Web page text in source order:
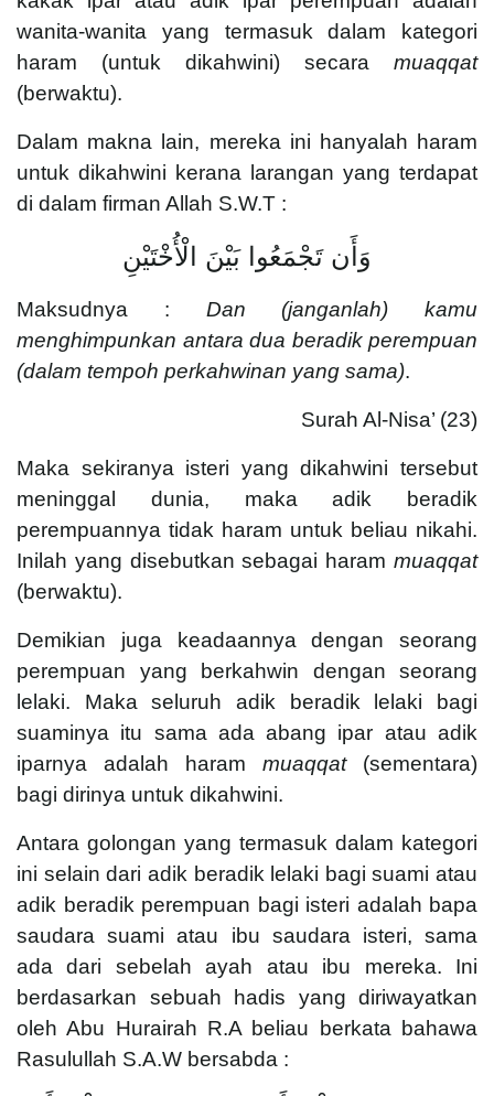
wanita-wanita yang termasuk dalam kategori
haram (untuk dikahwini) secara muaqqat
(berwaktu).
Dalam makna lain, mereka ini hanyalah haram
untuk dikahwini kerana larangan yang terdapat
di dalam firman Allah S.W.T :
وَأَن تَجْمَعُوا بَيْنَ الْأُخْتَيْنِ
Maksudnya : Dan (janganlah) kamu
menghimpunkan antara dua beradik perempuan
(dalam tempoh perkahwinan yang sama).
Surah Al-Nisa’ (23)
Maka sekiranya isteri yang dikahwini tersebut
meninggal dunia, maka adik beradik
perempuannya tidak haram untuk beliau nikahi.
Inilah yang disebutkan sebagai haram muaqqat
(berwaktu).
Demikian juga keadaannya dengan seorang
perempuan yang berkahwin dengan seorang
lelaki. Maka seluruh adik beradik lelaki bagi
suaminya itu sama ada abang ipar atau adik
iparnya adalah haram muaqqat(sementara)
bagi dirinya untuk dikahwini.
Antara golongan yang termasuk dalam kategori
ini selain dari adik beradik lelaki bagi suami atau
adik beradik perempuan bagi isteri adalah bapa
saudara suami atau ibu saudara isteri, sama
ada dari sebelah ayah atau ibu mereka. Ini
berdasarkan sebuah hadis yang diriwayatkan
oleh Abu Hurairah R.A beliau berkata bahawa
Rasulullah S.A.W bersabda :